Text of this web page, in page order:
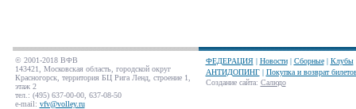
© 2001-2018 ВФВ
143421, Московская область, городской округ
Красногорск, территория БЦ Рига Ленд, строение 1,
этаж 2
тел.: (495) 637-00-00, 637-08-50
e-mail: vfv@volley.ru
ФЕДЕРАЦИЯ| Новости| Сборные| Клубы
АНТИДОПИНГ| Покупка и возврат
Создание сайта: Салюдо